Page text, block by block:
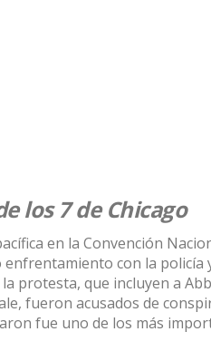
los 7 de Chicago
en la Convención
con la policía
protesta, que incluyen a
fueron acusados de
fue uno de los más